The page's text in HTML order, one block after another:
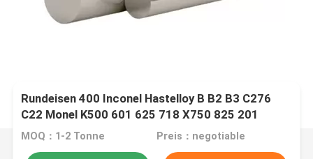
Rundeisen 400 Inconel Hastelloy B B2 B3 C276
C22 Monel K500 601 625 718 X750 825 201
MOQ：1-2 Tonne Preis：negotiable